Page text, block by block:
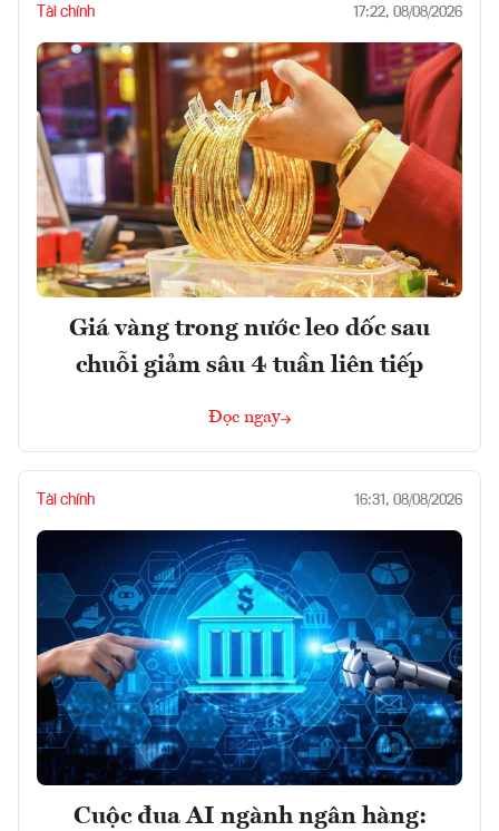
Tài chính 17:22, 08/08/2026
Giá vàng trong nước leo dốc sau
chuỗi giảm sâu 4 tuần liên tiếp
Đọc ngay
Tài chính 16:31, 08/08/2026
Cuộc đua AI ngành ngân hàng: